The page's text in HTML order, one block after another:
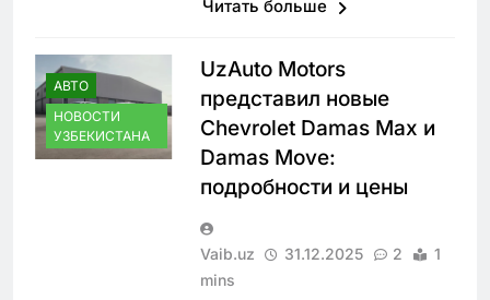
Читать больше
АВТО
НОВОСТИ
УЗБЕКИСТАНА
UzAuto Motors
представил новые
Chevrolet Damas Max и
Damas Move:
подробности и цены
Vaib.uz 31.12.2025 2
1
mins